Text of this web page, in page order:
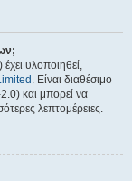
υλοποιηθεί,
. Είναι διαθέσιμο
και μπορεί να
λεπτομέρειες.